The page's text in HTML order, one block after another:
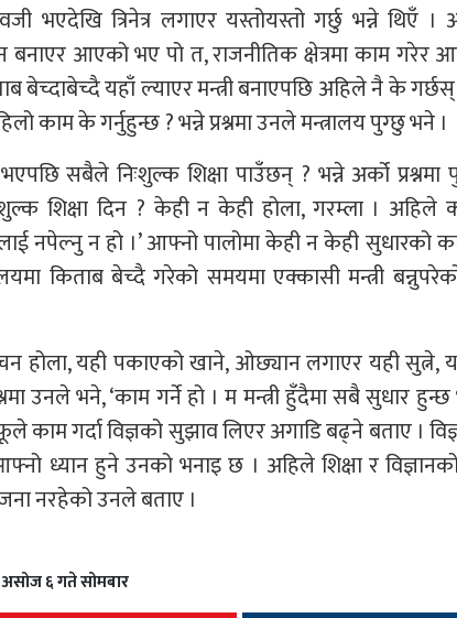
भएदेखि त्रिनेत्र लगाएर यस्तोयस्तो गर्छु भन्ने थिएँ ।
बनाएर आएको भए पो त, राजनीतिक क्षेत्रमा काम गरेर
बेच्दाबेच्दै यहाँ ल्याएर मन्त्री बनाएपछि अहिले नै के
काम के गर्नुहुन्छ ? भन्ने प्रश्नमा उनले मन्त्रालय पुग्छु भने ।
भएपछि सबैले निःशुल्क शिक्षा पाउँछन् ? भन्ने अर्को
शिक्षा दिन ? केही न केही होला, गरम्ला । अहिले
नपेल्नु न हो ।’ आफ्नो पालोमा केही न केही सुधारको
किताब बेच्दै गरेको समयमा एक्कासी मन्त्री
होला, यही पकाएको खाने, ओछ्यान लगाएर यही सुत्ने,
उनले भने, ‘काम गर्ने हो । म मन्त्री हुँदैमा सबै सुधार
काम गर्दा विज्ञको सुझाव लिएर अगाडि बढ्ने बताए ।
ध्यान हुने उनको भनाइ छ । अहिले शिक्षा र विज्ञानको
नरहेको उनले बताए ।
असोज ६ गते सोमबार